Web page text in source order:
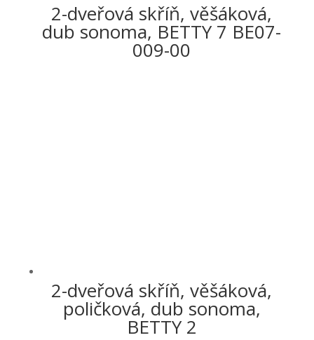
2-dveřová skříň, věšáková,
dub sonoma, BETTY 7 BE07-
009-00
2-dveřová skříň, věšáková,
poličková, dub sonoma,
BETTY 2